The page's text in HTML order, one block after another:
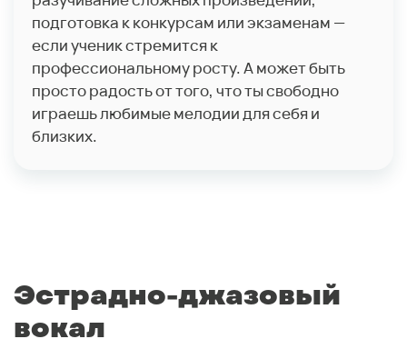
подготовка к конкурсам или экзаменам —
если ученик стремится к
профессиональному росту. А может быть
просто радость от того, что ты свободно
играешь любимые мелодии для себя и
близких.
Эстрадно-джазовый
вокал